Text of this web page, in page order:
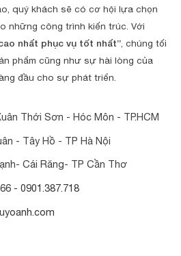
quý khách sẽ có cơ hội lựa chọn
những công trình kiến trúc. Với
nhất phục vụ tốt nhất”, chúng tối
phẩm cũng như sự hài lòng của
đầu cho sự phát triển.
Thới Sơn - Hóc Môn - TP.HCM
- Tây Hồ - TP Hà Nội
Cái Răng- TP Cần Thơ
- 0901.387.718